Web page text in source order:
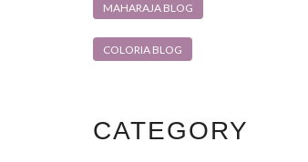
MAHARAJA BLOG
COLORIA BLOG
CATEGORY